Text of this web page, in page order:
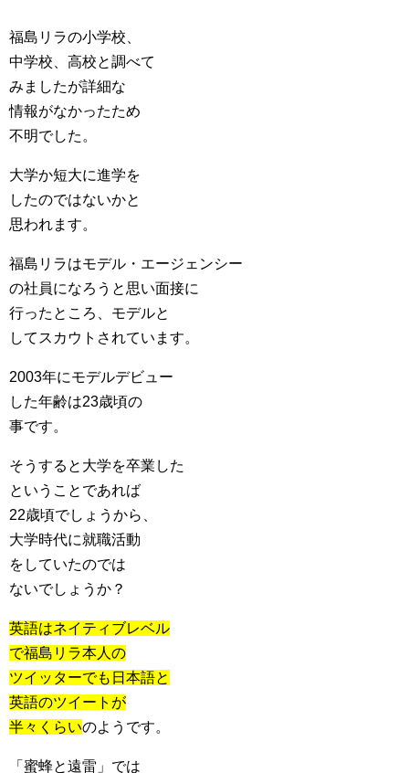
福島リラの小学校、
中学校、高校と調べて
みましたが詳細な
情報がなかったため
不明でした。
大学か短大に進学を
したのではないかと
思われます。
福島リラはモデル・エージェンシー
の社員になろうと思い面接に
行ったところ、モデルと
してスカウトされています。
2003年にモデルデビュー
した年齢は23歳頃の
事です。
そうすると大学を卒業した
ということであれば
22歳頃でしょうから、
大学時代に就職活動
をしていたのでは
ないでしょうか？
英語はネイティブレベル
で福島リラ本人の
ツイッターでも日本語と
英語のツイートが
半々くらいのようです。
「蜜蜂と遠雷」では